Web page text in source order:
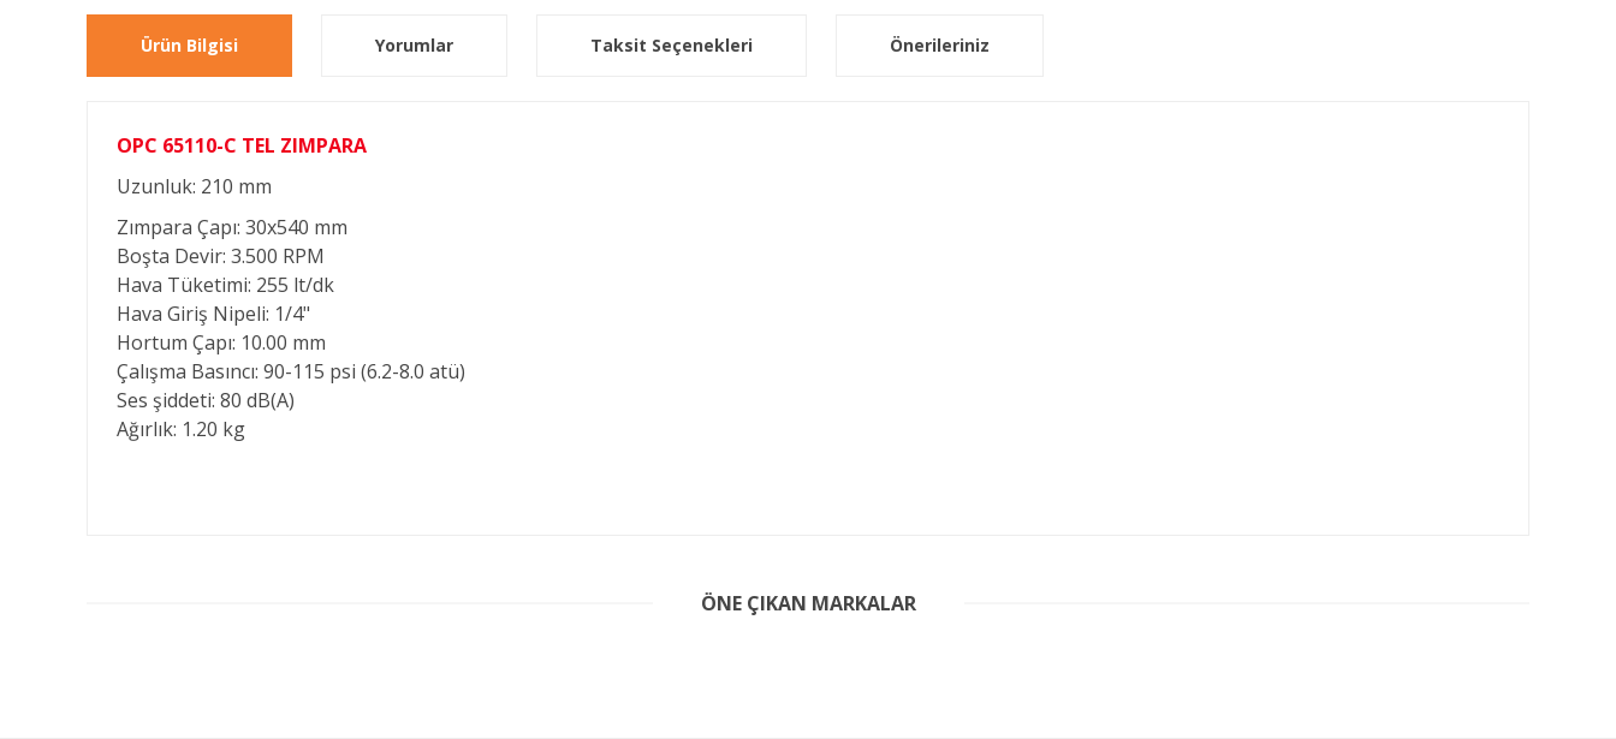
Ürün Bilgisi Yorumlar Taksit Seçenekleri Önerileriniz
OPC 65110-C TEL ZIMPARA
Uzunluk: 210 mm
Zımpara Çapı: 30x540 mm
Boşta Devir: 3.500 RPM
Hava Tüketimi: 255 lt/dk
Hava Giriş Nipeli: 1/4"
Hortum Çapı: 10.00 mm
Çalışma Basıncı: 90-115 psi (6.2-8.0 atü)
Ses şiddeti: 80 dB(A)
Ağırlık: 1.20 kg
Bu ürüne ilk yorumu siz yapın!
ÖNE ÇIKAN MARKALAR